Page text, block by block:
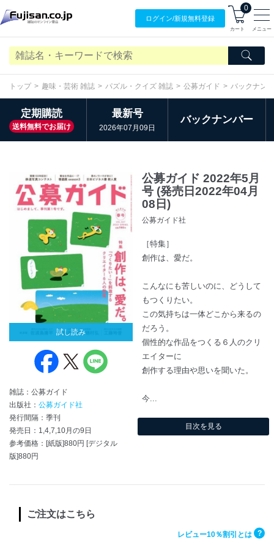
ログイン/新規無料登録
0
カート メニュー
トップ 趣味・芸術 雑誌 パズル・クイズ 雑誌 公募ガイド バックナン
定期購読
送料無料でお届け
最新号
2026年07月09日
バックナンバー
試し読み
雑誌：公募ガイド
出版社： 公募ガイド社
発行間隔：季刊
発売日：1,4,7,10月の9日
参考価格：[紙版]880円 [デジタル
版]880円
公募ガイド 2022年5月
号 (発売日2022年04月
08日)
公募ガイド社
［特集］
創作は、愛だ。
こんなにも苦しいのに、どうして
もつくりたい。
この気持ちは一体どこから来るの
だろう。
個性的な作品をつくる６人のクリ
エイターに
創作する理由や思いを聞いた。
今...
目次を見る
ご注文はこちら
レビュー10％割引とは ?